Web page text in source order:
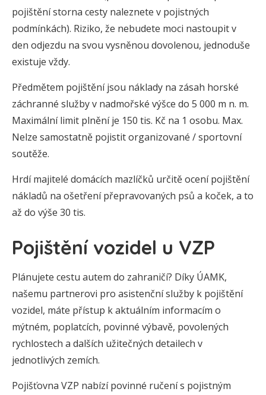
pojištění storna cesty naleznete v pojistných
podmínkách). Riziko, že nebudete moci nastoupit v
den odjezdu na svou vysněnou dovolenou, jednoduše
existuje vždy.
Předmětem pojištění jsou náklady na zásah horské
záchranné služby v nadmořské výšce do 5 000 m n. m.
Maximální limit plnění je 150 tis. Kč na 1 osobu. Max.
Nelze samostatně pojistit organizované / sportovní
soutěže.
Hrdí majitelé domácích mazlíčků určitě ocení pojištění
nákladů na ošetření přepravovaných psů a koček, a to
až do výše 30 tis.
Pojištění vozidel u VZP
Plánujete cestu autem do zahraničí? Díky ÚAMK,
našemu partnerovi pro asistenční služby k pojištění
vozidel, máte přístup k aktuálním informacím o
mýtném, poplatcích, povinné výbavě, povolených
rychlostech a dalších užitečných detailech v
jednotlivých zemích.
Pojišťovna VZP nabízí povinné ručení s pojistným